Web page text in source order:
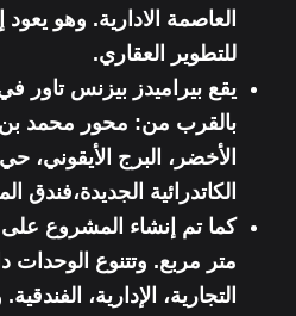
العاصمة الادارية. وهو يعود
للتطوير العقاري.
يقع بيراميدز بيزنس تاور
بالقرب من: محور محمد بن
الأخضر، البرج الأيقوني،
الكاتدرائية الجديدة،فندق
متر مربع. وتتنوع الوحدات
التجارية، الإدارية، الفندقية